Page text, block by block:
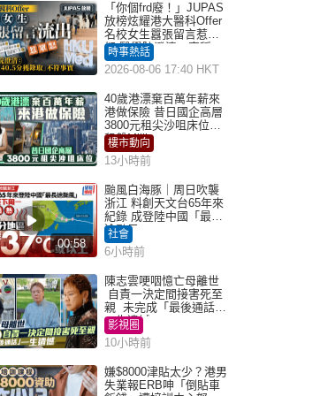
「你個frd廢！」JUPAS
放榜炫耀港大醫科Offer
名校女生囂張留言惹眾
怒 醫學院澄清：宣稱
「40.5分獲錄取」不符事
實｜Juicy叮
時事熱話
2026-08-06 17:40 HKT
40歲港漂棄百萬年薪來
港做保險 昔日國企高層
3800元租尖沙咀床位｜
租盤Million
樓市動向
13小時前
00:58
颱風白海豚｜周日吹襲
浙江 料創天文台65年來
紀錄 成登陸中國「最長
途颱風」
社會
6小時前
陳志雲哽咽憶亡母離世
自責一決定間接害死至
親 未完成「最後通話」
一生遺憾
影視圈
10小時前
嫌$8000津貼太少？港男
失業報ERB呻「倒貼車